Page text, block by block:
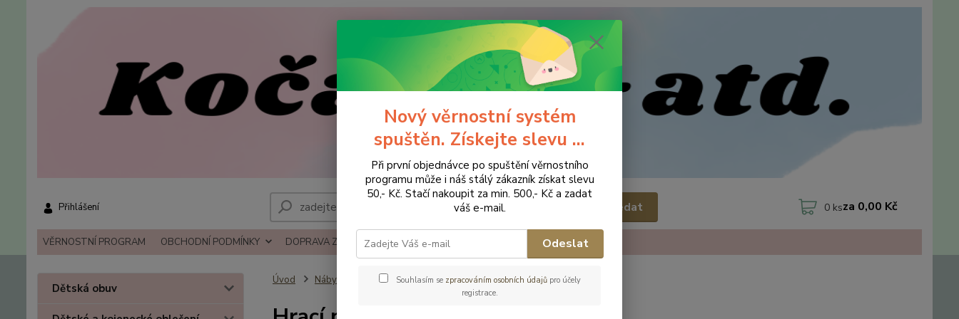
VĚRNOSTNÍ PROGRAM OBCHODNÍ PODMÍNKY DOPRAVA ZBOŽÍ REKLAMACE A VRÁCENÍ ZBOŹÍ KONTAKTY
Přihlášení Hledat 0 ksza 0,00 Kč
Dětská obuv
Úvod Nábytek - dětský pokoj Hrací podložky, koberce
Nový věrnostní systém
spuštěn. Získejte slevu ...
Při první objednávce po spuštění věrnostního
programu může i náš stálý zákazník získat slevu
50,- Kč. Stačí nakoupit za min. 500,- Kč a zadat
váš e-mail.
Odeslat
Souhlasím se zpracováním osobních údajůpro účely
registrace.